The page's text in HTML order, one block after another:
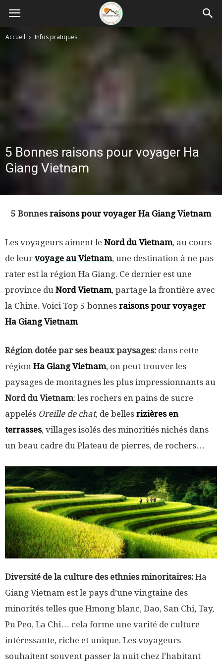
Accueil Infos pratiques
5 Bonnes raisons pour voyager Ha
Giang Vietnam
5 Bonnesraisons pour voyager Ha Giang Vietnam
Les voyageurs aiment le Nord du Vietnam, au cours
de leur voyage au Vietnam, une destination à ne pas
rater est la région Ha Giang. Ce dernier est une
province du Nord Vietnam, partage la frontière avec
la Chine. Voici Top 5 bonnes raisons pour voyager
Ha Giang Vietnam
Région dotée par ses beaux paysages: dans cette
région Ha Giang Vietnam, on peut trouver les
paysages de montagnes les plus impressionnants au
Nord du Vietnam: les rochers en pains de sucre
appelés Oreille de chat, de belles rizières en
terrasses, villages isolés des minoritiés nichés dans
un beau cadre du Plateau de pierres, de rochers…
Diversité de la culture des ethnies minoritaires: Ha
Giang Vietnam est le pays d’une vingtaine des
minorités telles que Hmong blanc, Dao, San Chi, Tay,
Pu Peo, La Chi… cela forme une varité de culture
intéressante, riche et unique. Les voyageurs
souhaitent souvent passer la nuit chez l’habitant